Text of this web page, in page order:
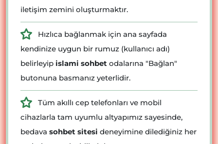
iletişim zemini oluşturmaktır.
Hızlıca bağlanmak için ana sayfada
kendinize uygun bir rumuz (kullanıcı adı)
belirleyip islami sohbet odalarına "Bağlan"
butonuna basmanız yeterlidir.
Tüm akıllı cep telefonları ve mobil
cihazlarla tam uyumlu altyapımız sayesinde,
bedava sohbet sitesi deneyimine dilediğiniz her